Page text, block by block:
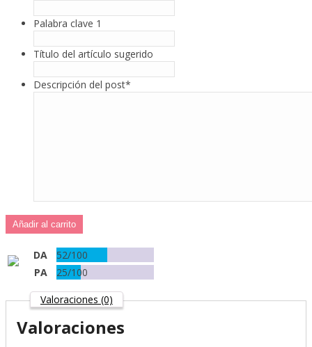
Palabra clave 1
Título del artículo sugerido
Descripción del post*
Añadir al carrito
DA
52/100
PA
25/100
Valoraciones (0)
Valoraciones